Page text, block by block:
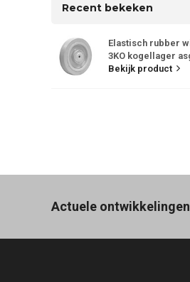
Recent bekeken
Elastisch rubber
3KO kogellager
Bekijk product
Actuele